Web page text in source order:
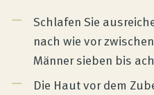
Schlafen Sie
nach wie vor
Männer sieben bis
Die Haut vor dem